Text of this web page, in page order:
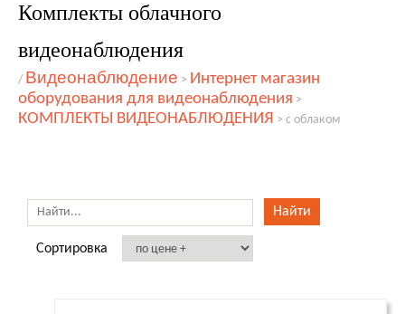
Комплекты облачного
видеонаблюдения
/ Видеонаблюдение > Интернет магазин
оборудования для видеонаблюдения >
КОМПЛЕКТЫ ВИДЕОНАБЛЮДЕНИЯ > с облаком
Сортировка